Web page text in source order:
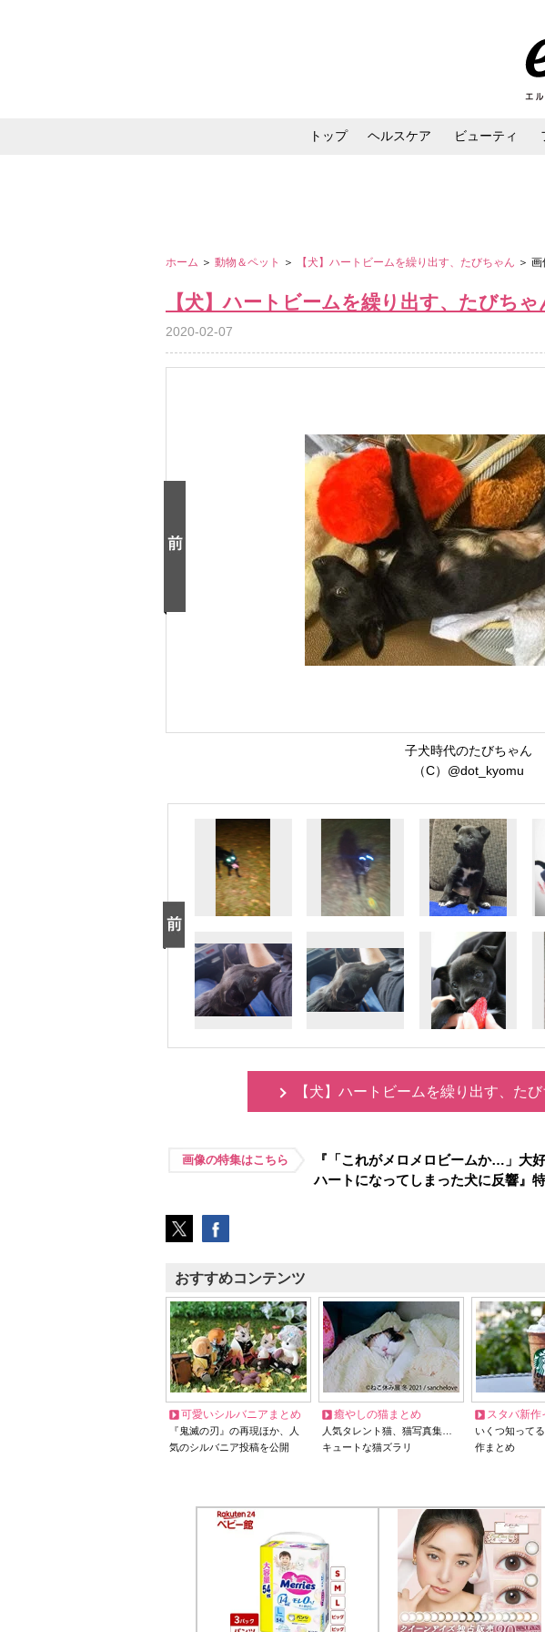
トップ ヘルスケア ビューティ
ホーム ＞ 動物＆ペット ＞ 【犬】ハートビームを繰り出す、たびちゃん ＞
【犬】ハートビームを繰り出す、たびちゃ
2020-02-07
子犬時代のたびちゃん
（C）@dot_kyomu
【犬】ハートビームを繰り出す、た
画像の特集はこちら
『「これがメロメロビームか…」大
ハートになってしまった犬に反響』
おすすめコンテンツ
可愛いシルバニアまとめ
『鬼滅の刃』の再現ほか、人
気のシルバニア投稿を公開
癒やしの猫まとめ
人気タレント猫、猫写真集…
キュートな猫ズラリ
スタバ新作
いくつ知って
作まとめ